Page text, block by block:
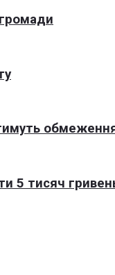
громади
5 тисяч